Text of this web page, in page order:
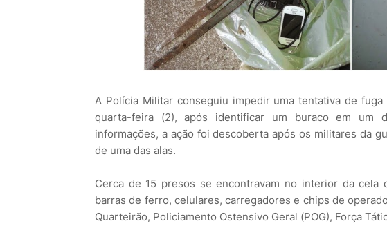
A Polícia Militar conseguiu impedir uma tentativa de
quarta-feira (2), após identificar um buraco em um
informações, a ação foi descoberta após os militares da
de uma das alas.
Cerca de 15 presos se encontravam no interior da cela
barras de ferro, celulares, carregadores e chips de
Quarteirão, Policiamento Ostensivo Geral (POG), Força